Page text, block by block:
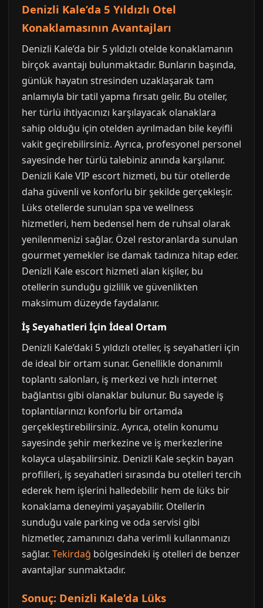
Denizli Kale’da 5 Yıldızlı Otel
Konaklamasının Avantajları
Denizli Kale’da bir 5 yıldızlı otelde konaklamanın
birçok avantajı bulunmaktadır. Bunların başında,
günlük hayatın stresinden uzaklaşarak tam
anlamıyla bir tatil yapma fırsatı gelir. Bu oteller,
her türlü ihtiyacınızı karşılayacak olanaklara
sahip olduğu için otelden ayrılmadan bile keyifli
vakit geçirebilirsiniz. Ayrıca, profesyonel personel
sayesinde her türlü talebiniz anında karşılanır.
Denizli Kale VIP escort hizmeti, bu tür otellerde
daha güvenli ve konforlu bir şekilde gerçekleşir.
Lüks otellerde sunulan spa ve wellness
hizmetleri, hem bedensel hem de ruhsal olarak
yenilenmenizi sağlar. Özel restoranlarda sunulan
gourmet yemekler ise damak tadınıza hitap eder.
Denizli Kale escort hizmeti alan kişiler, bu
otellerin sunduğu gizlilik ve güvenlikten
maksimum düzeyde faydalanır.
İş Seyahatleri İçin İdeal Ortam
Denizli Kale’daki 5 yıldızlı oteller, iş seyahatleri için
de ideal bir ortam sunar. Genellikle donanımlı
toplantı salonları, iş merkezi ve hızlı internet
bağlantısı gibi olanaklar bulunur. Bu sayede iş
toplantılarınızı konforlu bir ortamda
gerçekleştirebilirsiniz. Ayrıca, otelin konumu
sayesinde şehir merkezine ve iş merkezlerine
kolayca ulaşabilirsiniz. Denizli Kale seçkin bayan
profilleri, iş seyahatleri sırasında bu otelleri tercih
ederek hem işlerini halledebilir hem de lüks bir
konaklama deneyimi yaşayabilir. Otellerin
sunduğu vale parking ve oda servisi gibi
hizmetler, zamanınızı daha verimli kullanmanızı
sağlar. Tekirdağ bölgesindeki iş otelleri de benzer
avantajlar sunmaktadır.
Sonuç: Denizli Kale’da Lüks